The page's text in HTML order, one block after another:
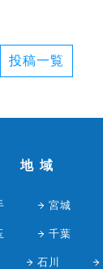
投稿一覧
地域
宮城
千葉
石川